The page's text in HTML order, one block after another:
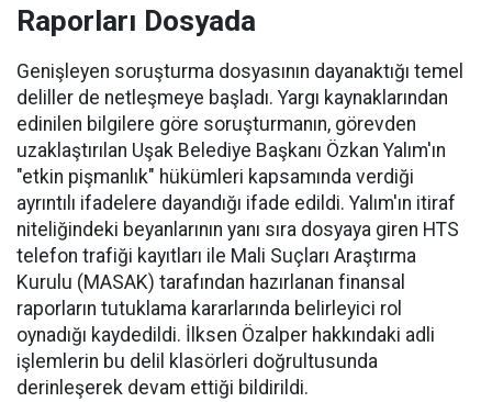
Raporları Dosyada
Genişleyen soruşturma dosyasının dayanaktığı temel
deliller de netleşmeye başladı. Yargı kaynaklarından
edinilen bilgilere göre soruşturmanın, görevden
uzaklaştırılan Uşak Belediye Başkanı Özkan Yalım'ın
"etkin pişmanlık" hükümleri kapsamında verdiği
ayrıntılı ifadelere dayandığı ifade edildi. Yalım'ın itiraf
niteliğindeki beyanlarının yanı sıra dosyaya giren HTS
telefon trafiği kayıtları ile Mali Suçları Araştırma
Kurulu (MASAK) tarafından hazırlanan finansal
raporların tutuklama kararlarında belirleyici rol
oynadığı kaydedildi. İlksen Özalper hakkındaki adli
işlemlerin bu delil klasörleri doğrultusunda
derinleşerek devam ettiği bildirildi.